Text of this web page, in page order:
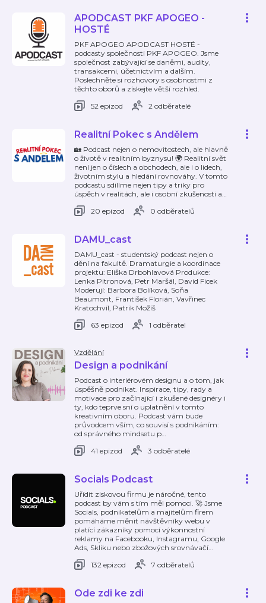
APODCAST PKF APOGEO -
HOSTÉ
PKF APOGEO APODCAST HOSTÉ -
podcasty společnosti PKF APOGEO. Jsme
společnost zabývající se daněmi, audity,
transakcemi, účetnictvím a dalším.
Poslechněte si rozhovory s osobnostmi z
těchto oborů a získejte větší rozhled.
52 epizod
2 odběratelé
Realitní Pokec s Andělem
🏡 Podcast nejen o nemovitostech, ale hlavně
o životě v realitním byznysu! 🌍 Realitní svět
není jen o číslech a obchodech, ale i o lidech,
životním stylu a hledání rovnováhy. V tomto
podcastu sdílíme nejen tipy a triky pro
úspěch v realitách, ale i osobní zkušenosti a…
20 epizod
0 odběratelů
DAMU_cast
DAMU_cast - studentský podcast nejen o
dění na fakultě. Dramaturgie a koordinace
projektu: Eliška Drbohlavová Produkce:
Lenka Pitronová, Petr Maršál, David Ficek
Moderují: Barbora Bolíková, Soňa
Beaumont, František Florián, Vavřinec
Kratochvíl, Patrik Možíš
63 epizod
1 odběratel
Vzdělání
Design a podnikání
Podcast o interiérovém designu a o tom, jak
úspěšně podnikat. Inspirace, tipy, rady a
motivace pro začínající i zkušené designéry i
ty, kdo teprve sní o uplatnění v tomto
kreativním oboru. Podcast vám bude
průvodcem vším, co souvisí s podnikáním:
od správného mindsetu p…
41 epizod
3 odběratelé
Socials Podcast
Uřídit ziskovou firmu je náročné, tento
podcast by vám s tím měl pomoci. 🚀 Jsme
Socials, podnikatelům a majitelům firem
pomáháme měnit návštěvníky webu v
platící zákazníky pomocí výkonnostní
reklamy na Facebooku, Instagramu, Google
Ads, Skliku nebo zbožových srovnávačí…
132 epizod
7 odběratelů
Ode zdi ke zdi